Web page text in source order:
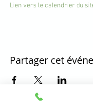
Lien vers le calendrier du
Partager cet